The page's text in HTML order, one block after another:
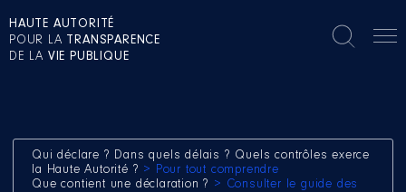
HAUTE AUTORITÉ
POUR LA TRANSPARENCE
DE LA VIE PUBLIQUE
Qui déclare ? Dans quels délais ? Quels contrôles exerce
la Haute Autorité ? > Pour tout comprendre
Que contient une déclaration ? > Consulter le guide des